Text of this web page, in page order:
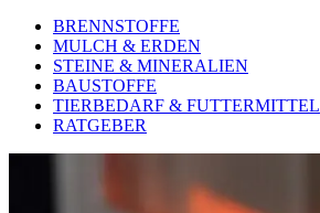
BRENNSTOFFE
MULCH & ERDEN
STEINE & MINERALIEN
BAUSTOFFE
TIERBEDARF & FUTTERMITTEL
RATGEBER